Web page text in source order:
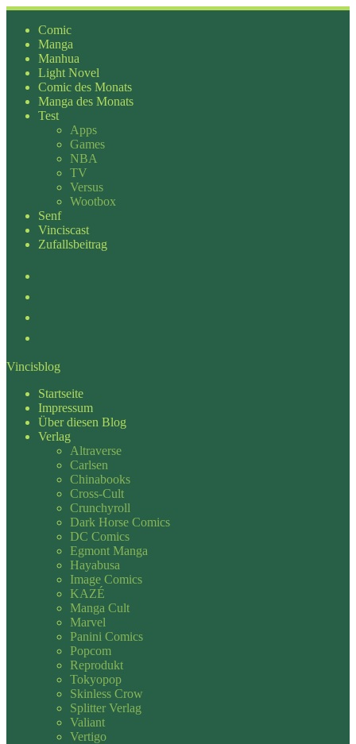
Zum
Inhalt
springen
Comic
Manga
Manhua
Light Novel
Comic des Monats
Manga des Monats
Test
Apps
Games
NBA
TV
Versus
Wootbox
Senf
Vinciscast
Zufallsbeitrag
Vincisblog
Startseite
Impressum
Über diesen Blog
Verlag
Altraverse
Carlsen
Chinabooks
Cross-Cult
Crunchyroll
Dark Horse Comics
DC Comics
Egmont Manga
Hayabusa
Image Comics
KAZÉ
Manga Cult
Marvel
Panini Comics
Popcom
Reprodukt
Tokyopop
Skinless Crow
Splitter Verlag
Valiant
Vertigo